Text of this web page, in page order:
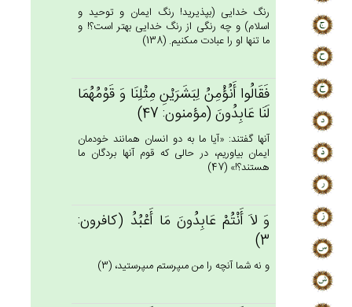
رنگ خدايى (بپذيريد! رنگ ايمان و توحيد و
اسلام) و چه رنگى از رنگ خدايى بهتر است؟! و
ما تنها او را عبادت مى‏كنيم. (138)
فَقَالُوا أَنُؤْمِن‌ُ لِبَشَرَيْن‌ِ مِثْلِنَا وَ قَوْمُهُمَا
لَنَا عَابِدُون‌َ (مؤمنون: 47)
آنها گفتند: «آيا ما به دو انسان همانند خودمان
ايمان بياوريم، در حالى كه قوم آنها بردگان ما
هستند؟!» (47)
وَ لاَ أَنْتُم‌ْ عَابِدُون‌َ مَا أَعْبُدُ (كافرون:
3)
و نه شما آنچه را من مى‏پرستم مى‏پرستيد، (3)